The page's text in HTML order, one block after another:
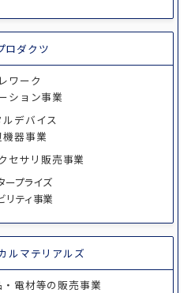
ロダクツ
ワーク
ション事業
デバイス
機器事業
セサリ販売事業
ープライズ
リティ事業
ルマテリアルズ
電材等の販売事業